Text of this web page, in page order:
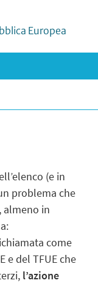
Europea
(e in
problema che
almeno in
come
e del TFUE che
l’azione